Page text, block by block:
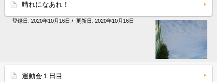
晴れになあれ！
登録日: 2020年10月16日 / 更新日: 2020年10月16日
運動会１日目